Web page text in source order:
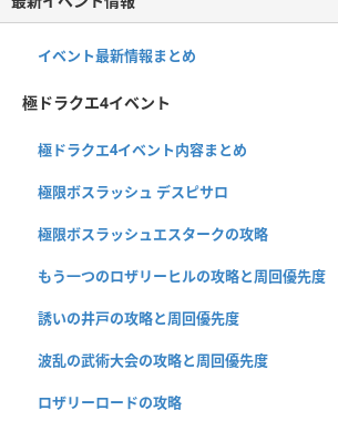
イベント最新情報まとめ
極ドラクエ4イベント
極ドラクエ4イベント内容まとめ
極限ボスラッシュ デスピサロ
極限ボスラッシュエスタークの攻略
もう一つのロザリーヒルの攻略と周回優先度
誘いの井戸の攻略と周回優先度
波乱の武術大会の攻略と周回優先度
ロザリーロードの攻略